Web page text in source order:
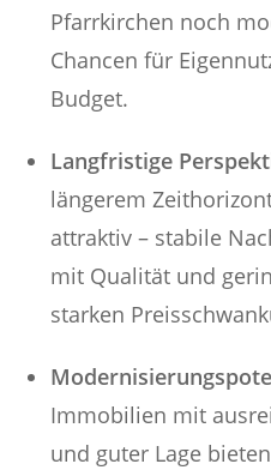
Pfarrkirchen noch
Chancen für
Budget.
Langfristige
längerem
attraktiv – stabile
mit Qualität und
starken
Immobilien mit
und guter Lage bieten